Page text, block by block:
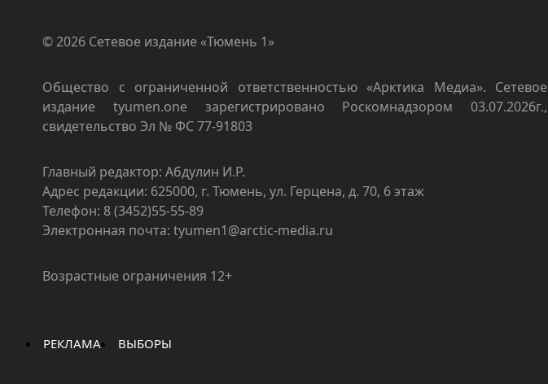
© 2026 Сетевое издание «Тюмень 1»
Общество с ограниченной ответственностью «Арктика Медиа». Сетевое
издание tyumen.one зарегистрировано Роскомнадзором 03.07.2026г.,
свидетельство Эл № ФС 77-91803
Главный редактор: Абдулин И.Р.
Адрес редакции: 625000, г. Тюмень, ул. Герцена, д. 70, 6 этаж
Телефон: 8 (3452)55-55-89
Электронная почта: tyumen1@arctic-media.ru
Возрастные ограничения 12+
РЕКЛАМА ВЫБОРЫ